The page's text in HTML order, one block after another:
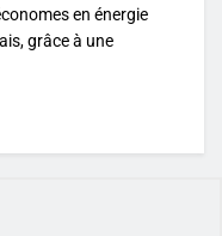
en énergie
grâce à une